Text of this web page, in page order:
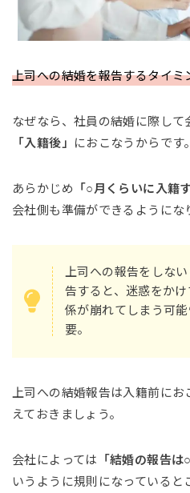
上司への結婚を報告するタイミ
なぜなら、社員の結婚に際し
「入籍後」
におこなうからです。
あらかじめ 「○月くらいに入籍
会社側も準備ができるようにな
上司への報告をしな
告すると、迷惑をか
係が崩れてしまう可
要。
上司への結婚報告は入籍前に
えておきましょう。
会社によっては 「結婚の報告は
いうように規則になっていると